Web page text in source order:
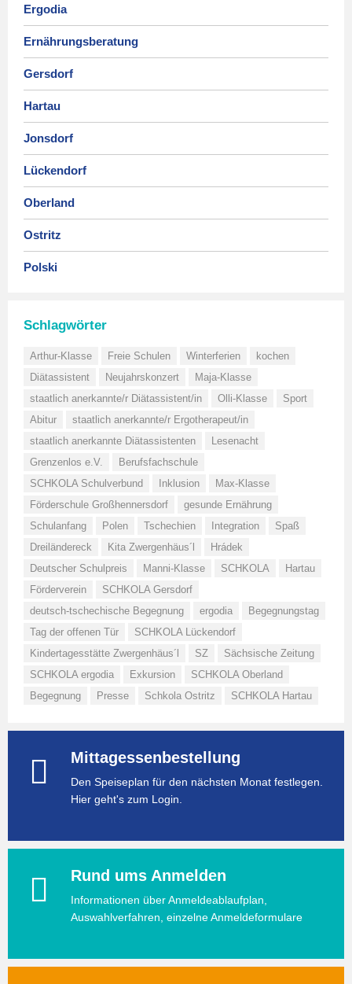
Ergodia
Ernährungsberatung
Gersdorf
Hartau
Jonsdorf
Lückendorf
Oberland
Ostritz
Polski
Schlagwörter
Arthur-Klasse Freie Schulen Winterferien
kochen
Diätassistent
Neujahrskonzert
Maja-Klasse
staatlich anerkannte/r Diätassistent/in
Olli-Klasse
Sport
Abitur
staatlich anerkannte/r Ergotherapeut/in
staatlich anerkannte Diätassistenten
Lesenacht
Grenzenlos e.V.
Berufsfachschule
SCHKOLA Schulverbund
Inklusion
Max-Klasse
Förderschule Großhennersdorf
gesunde Ernährung
Schulanfang
Polen Tschechien Integration
Spaß
Dreiländereck
Kita Zwergenhäus´l
Hrádek
Deutscher Schulpreis
Manni-Klasse SCHKOLA
Hartau
Förderverein
SCHKOLA Gersdorf
deutsch-tschechische Begegnung
ergodia
Begegnungstag
Tag der offenen Tür
SCHKOLA Lückendorf
Kindertagesstätte Zwergenhäus´l
SZ
Sächsische Zeitung
SCHKOLA ergodia
Exkursion
SCHKOLA Oberland
Begegnung
Presse Schkola Ostritz SCHKOLA Hartau
Mittagessenbestellung
Den Speiseplan für den nächsten Monat festlegen.
Hier geht's zum Login.
Rund ums Anmelden
Informationen über Anmeldeablaufplan,
Auswahlverfahren, einzelne Anmeldeformulare